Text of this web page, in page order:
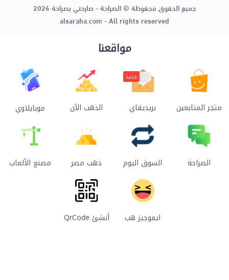
جميع الحقوق محفوظة © الصراحة - صارحني بصراحة 2026
alsaraha.com - All rights reserved